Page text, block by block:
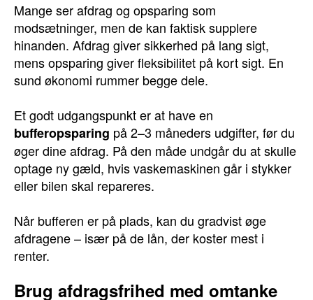
Mange ser afdrag og opsparing som
modsætninger, men de kan faktisk supplere
hinanden. Afdrag giver sikkerhed på lang sigt,
mens opsparing giver fleksibilitet på kort sigt. En
sund økonomi rummer begge dele.
Et godt udgangspunkt er at have en
bufferopsparing på 2–3 måneders udgifter, før du
øger dine afdrag. På den måde undgår du at skulle
optage ny gæld, hvis vaskemaskinen går i stykker
eller bilen skal repareres.
Når bufferen er på plads, kan du gradvist øge
afdragene – især på de lån, der koster mest i
renter.
Brug afdragsfrihed med omtanke